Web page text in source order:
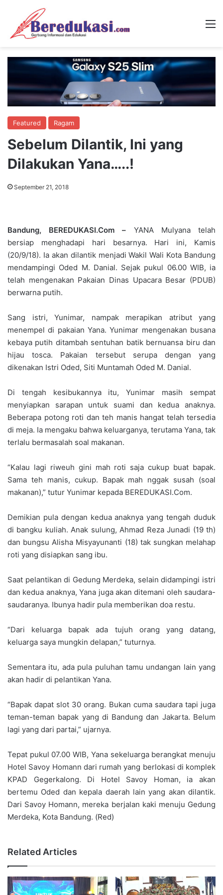
Featured Ragam
Sebelum Dilantik, Ini yang
Dilakukan Yana…..!
September 21, 2018
Bandung, BEREDUKASI.Com – YANA Mulyana telah
bersiap menghadapi hari besarnya. Hari ini, Kamis
(20/9/18). Ia akan dilantik menjadi Wakil Wali Kota Bandung
mendampingi Oded M. Danial. Sejak pukul 06.00 WIB, ia
telah mengenakan Pakaian Dinas Upacara Besar (PDUB)
berwarna putih.
Sang istri, Yunimar, nampak merapikan atribut yang
menempel di pakaian Yana. Yunimar mengenakan busana
kebaya putih ditambah sentuhan batik bernuansa biru dan
hijau tosca. Pakaian tersebut serupa dengan yang
dikenakan Istri Oded, Siti Muntamah Oded M. Danial.
Di tengah kesibukannya itu, Yunimar masih sempat
menyiapkan sarapan untuk suami dan kedua anaknya.
Beberapa potong roti dan teh manis hangat telah tersedia
di meja. Ia mengaku bahwa keluarganya, terutama Yana, tak
terlalu bermasalah soal makanan.
“Kalau lagi riweuh gini mah roti saja cukup buat bapak.
Sama teh manis, cukup. Bapak mah nggak susah (soal
makanan),” tutur Yunimar kepada BEREDUKASI.Com.
Demikian pula dengan kedua anaknya yang tengah duduk
di bangku kuliah. Anak sulung, Ahmad Reza Junadi (19 th)
dan bungsu Alisha Misyayunanti (18) tak sungkan melahap
roti yang disiapkan sang ibu.
Saat pelantikan di Gedung Merdeka, selain didampingi istri
dan kedua anaknya, Yana juga akan ditemani oleh saudara-
saudaranya. Ibunya hadir pula memberikan doa restu.
“Dari keluarga bapak ada tujuh orang yang datang,
keluarga saya mungkin delapan,” tuturnya.
Sementara itu, ada pula puluhan tamu undangan lain yang
akan hadir di pelantikan Yana.
“Bapak dapat slot 30 orang. Bukan cuma saudara tapi juga
teman-teman bapak yang di Bandung dan Jakarta. Belum
lagi yang dari partai,” ujarnya.
Tepat pukul 07.00 WIB, Yana sekeluarga berangkat menuju
Hotel Savoy Homann dari rumah yang berlokasi di komplek
KPAD Gegerkalong. Di Hotel Savoy Homan, ia akan
bertemu Oded dan kepala daerah lain yang akan dilantik.
Dari Savoy Homann, mereka berjalan kaki menuju Gedung
Merdeka, Kota Bandung. (Red)
Related Articles